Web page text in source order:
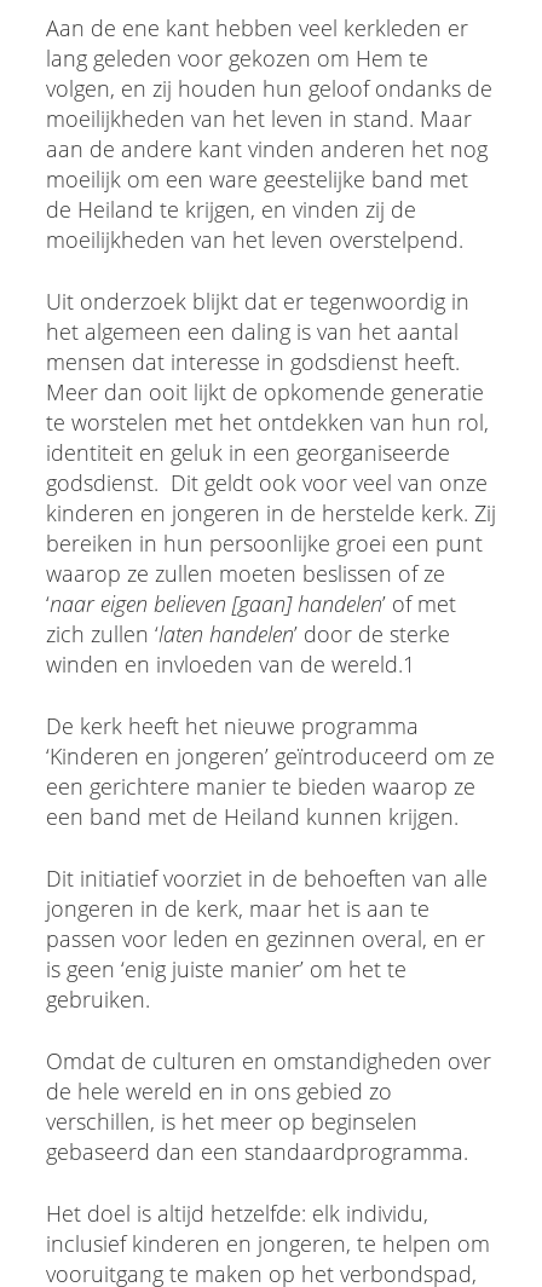
Aan de ene kant hebben veel kerkleden er
lang geleden voor gekozen om Hem te
volgen, en zij houden hun geloof ondanks de
moeilijkheden van het leven in stand. Maar
aan de andere kant vinden anderen het nog
moeilijk om een ware geestelijke band met
de Heiland te krijgen, en vinden zij de
moeilijkheden van het leven overstelpend.
Uit onderzoek blijkt dat er tegenwoordig in
het algemeen een daling is van het aantal
mensen dat interesse in godsdienst heeft.
Meer dan ooit lijkt de opkomende generatie
te worstelen met het ontdekken van hun rol,
identiteit en geluk in een georganiseerde
godsdienst. Dit geldt ook voor veel van onze
kinderen en jongeren in de herstelde kerk. Zij
bereiken in hun persoonlijke groei een punt
waarop ze zullen moeten beslissen of ze
‘naar eigen believen [gaan] handelen’ of met
zich zullen ‘laten handelen’ door de sterke
winden en invloeden van de wereld.1
De kerk heeft het nieuwe programma
‘Kinderen en jongeren’ geïntroduceerd om ze
een gerichtere manier te bieden waarop ze
een band met de Heiland kunnen krijgen.
Dit initiatief voorziet in de behoeften van alle
jongeren in de kerk, maar het is aan te
passen voor leden en gezinnen overal, en er
is geen ‘enig juiste manier’ om het te
gebruiken.
Omdat de culturen en omstandigheden over
de hele wereld en in ons gebied zo
verschillen, is het meer op beginselen
gebaseerd dan een standaardprogramma.
Het doel is altijd hetzelfde: elk individu,
inclusief kinderen en jongeren, te helpen om
vooruitgang te maken op het verbondspad,